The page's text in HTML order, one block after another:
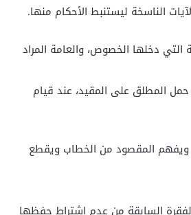
الناسخة ليستنبط الأحكام منها.
التي دخلها الخصوص، والعامة المراد
المطلق على المقيد، عند قيام
ويفهم المقصود من الخطاب ويقطع
السابقة من عدم اشتراط حفظها